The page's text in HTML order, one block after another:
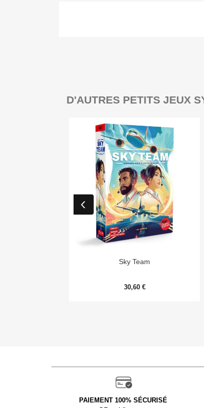
D'AUTRES PETITS JEUX
Aperçu rapide
Sky Team
30,60 €
PAIEMENT 100% SÉCURISÉ